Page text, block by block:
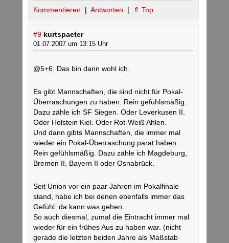
Kommentieren | Antworten | ⇑ Top
#9 kurtspaeter
01.07.2007 um 13:15 Uhr
@5+6: Das bin dann wohl ich.
Es gibt Mannschaften, die sind nicht für Pokal-
Überraschungen zu haben. Rein gefühlsmäßig.
Dazu zähle ich SF Siegen. Oder Leverkusen II.
Oder Holstein Kiel. Oder Rot-Weiß Ahlen.
Und dann gibts Mannschaften, die immer mal
wieder ein Pokal-Überraschung parat haben.
Rein gefühlsmäßig. Dazu zähle ich Magdeburg,
Bremen II, Bayern II oder Osnabrück.
Seit Union vor ein paar Jahren im Pokalfinale
stand, habe ich bei denen ebenfalls immer das
Gefühl, da kann was gehen.
So auch diesmal, zumal die Eintracht immer mal
wieder für ein frühes Aus zu haben war. (nicht
gerade die letzten beiden Jahre als Maßstab